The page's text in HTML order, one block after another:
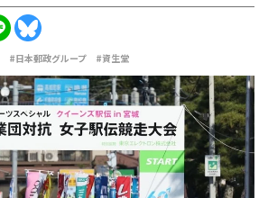
#日本郵政グループ #資生堂